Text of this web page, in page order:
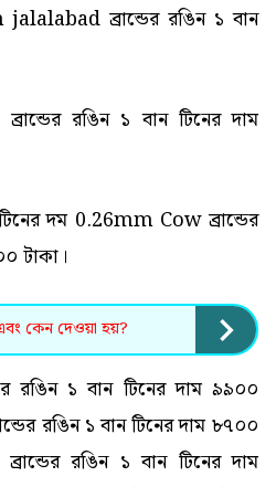
ব্রান্ডের রঙিন ১ বান
রঙিন ১ বান টিনের দাম
দম 0.26mm Cow ব্রান্ডের
টাকা।
কেন দেওয়া হয়?
রঙিন ১ বান টিনের দাম ৯৯০০
রঙিন ১ বান টিনের দাম ৮৭০০
রঙিন ১ বান টিনের দাম